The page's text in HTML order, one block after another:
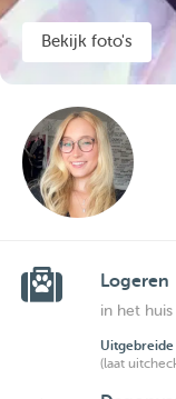
Bekijk foto's
Logeren
in het
(laat